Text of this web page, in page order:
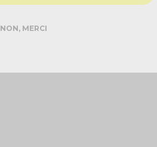
sont une animation hors du
NON, MERCI